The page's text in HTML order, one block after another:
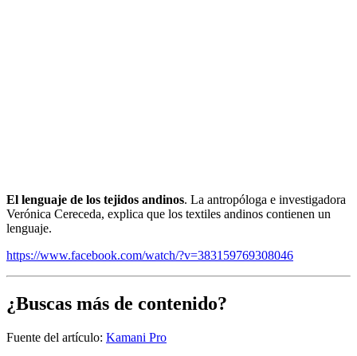
El lenguaje de los tejidos andinos. La antropóloga e investigadora
Verónica Cereceda, explica que los textiles andinos contienen un
lenguaje.
https://www.facebook.com/watch/?v=383159769308046
¿Buscas más de contenido?
Fuente del artículo: Kamani Pro